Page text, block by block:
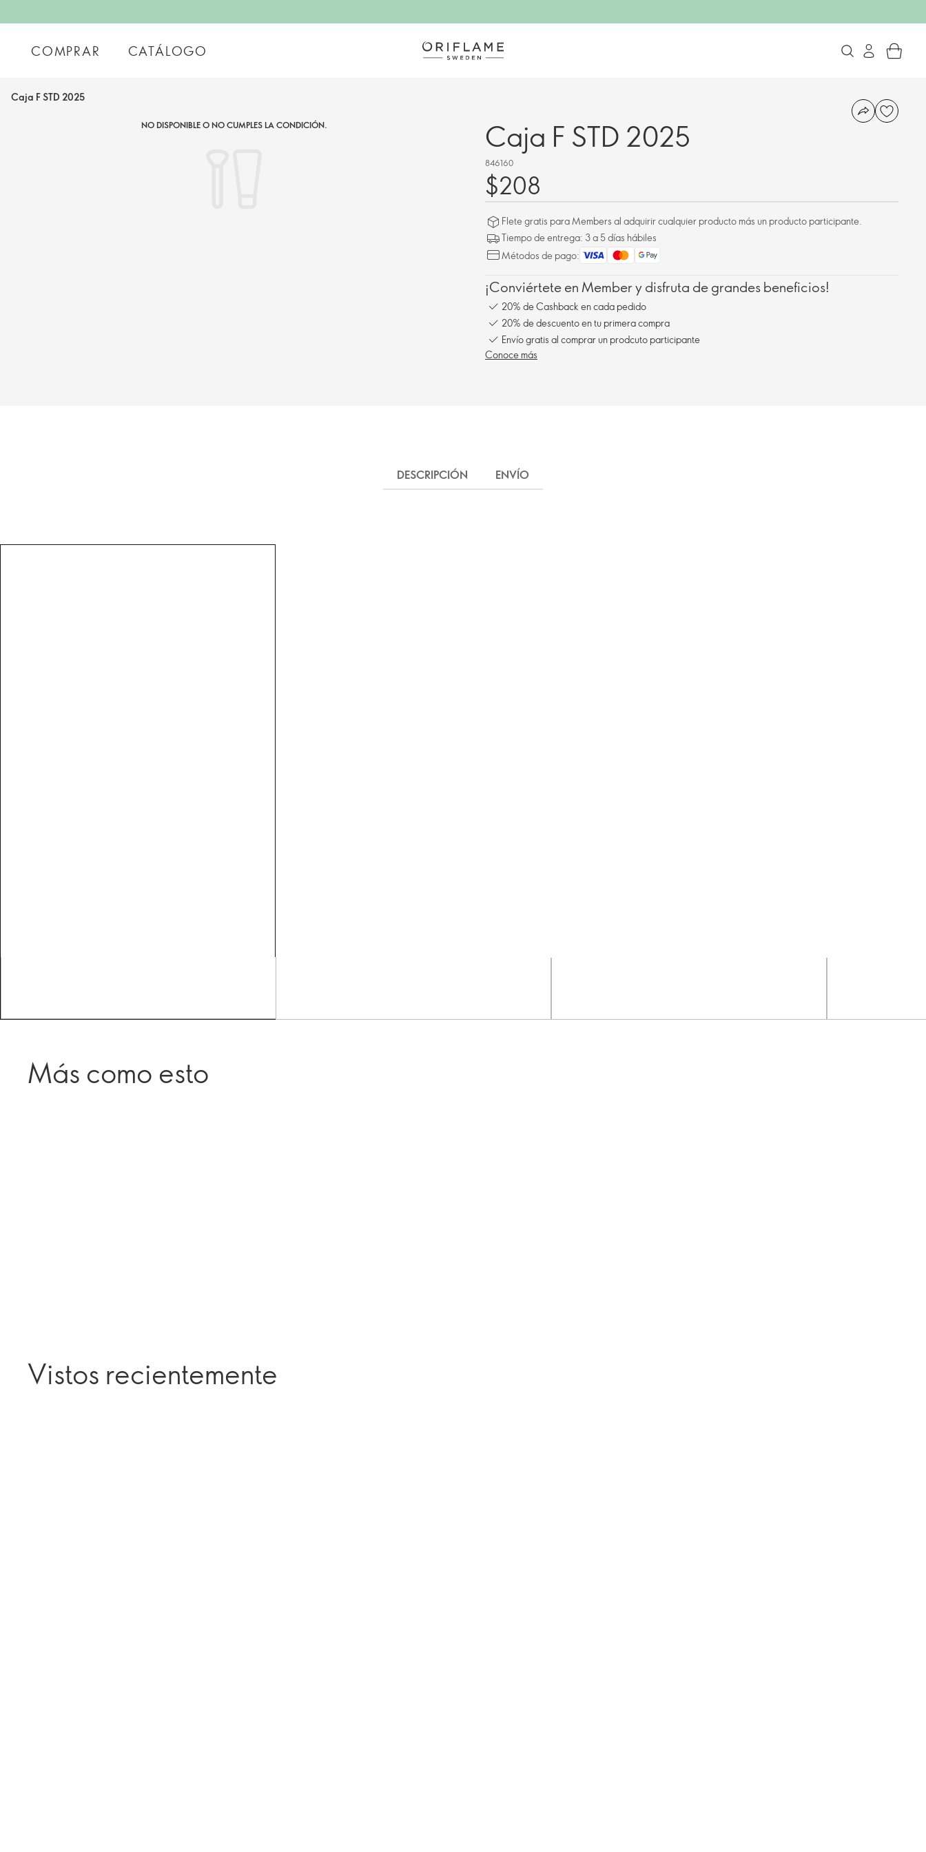
COMPRAR CATÁLOGO
Caja F STD 2025
NO DISPONIBLE O NO CUMPLES LA CONDICIÓN. Caja F STD 2025
846160
$208
Flete gratis para Members al adquirir cualquier producto más un producto participante.
Tiempo de entrega: 3 a 5 días hábiles
Métodos de pago:
¡Conviértete en Member y disfruta de grandes beneficios!
20% de Cashback en cada pedido
20% de descuento en tu primera compra
Envío gratis al comprar un prodcuto participante
Conoce más
DESCRIPCIÓN ENVÍO
Más como esto
Vistos recientemente